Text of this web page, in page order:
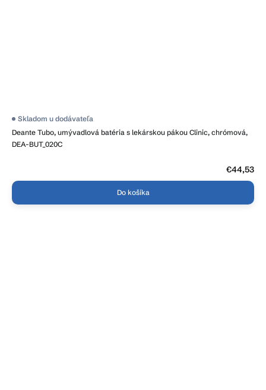
Deante Tubo, umývadlová batéria s lekárskou pákou Clinic, chrómová,
DEA-BUT_020C
Skladom u dodávateľa
€44,53
Do košíka